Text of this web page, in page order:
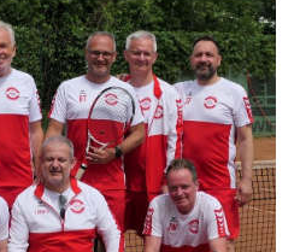
Weiss
Dinslaken